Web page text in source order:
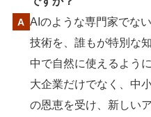
AIのような専門家でな
技術を、誰もが特別な
中で自然に使えるよう
大企業だけでなく、中
の恩恵を受け、新しい